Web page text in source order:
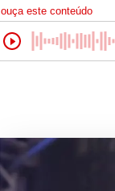
ouça este conteúdo